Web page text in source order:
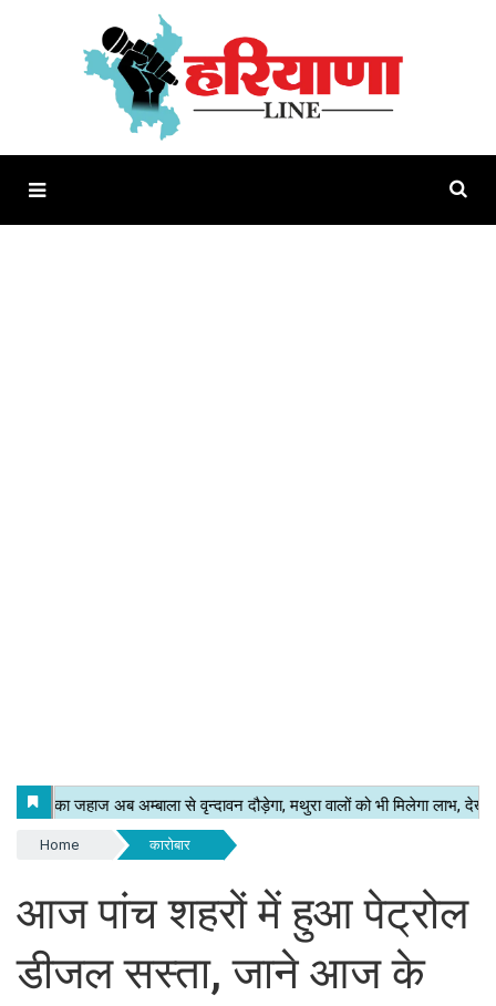
Home कारोबार
आज पांच शहरों में हुआ पेट्रोल
डीजल सस्ता, जाने आज के